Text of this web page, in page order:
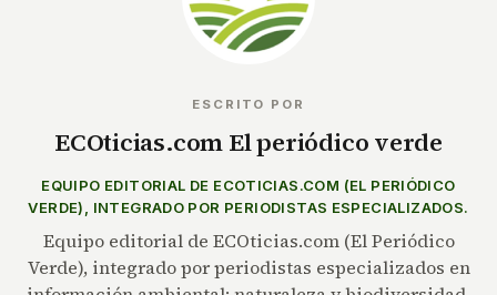
ESCRITO POR
ECOticias.com El periódico verde
EQUIPO EDITORIAL DE ECOTICIAS.COM (EL PERIÓDICO
VERDE), INTEGRADO POR PERIODISTAS ESPECIALIZADOS.
Equipo editorial de ECOticias.com (El Periódico
Verde), integrado por periodistas especializados en